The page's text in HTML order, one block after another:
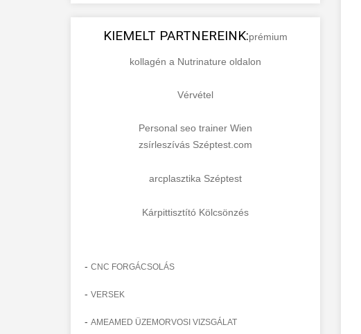
KIEMELT PARTNEREINK:prémium
kollagén a Nutrinature oldalon
Vérvétel
Personal seo trainer Wien
zsírleszívás Széptest.com
arcplasztika Széptest
Kárpittisztító Kölcsönzés
- CNC FORGÁCSOLÁS
- VERSEK
- AMEAMED ÜZEMORVOSI VIZSGÁLAT